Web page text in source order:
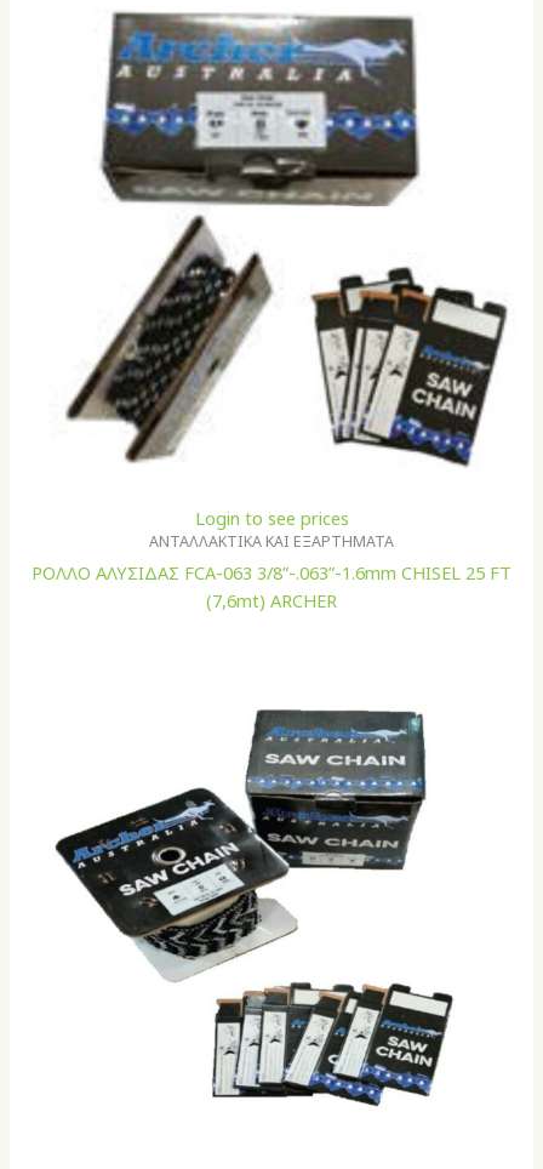
Login to see prices
ΑΝΤΑΛΛΑΚΤΙΚΑ ΚΑΙ ΕΞΑΡΤΗΜΑΤΑ
ΡΟΛΛΟ ΑΛΥΣΙΔΑΣ FCA-063 3/8”-.063”-1.6mm CHISEL 25 FT
(7,6mt) ARCHER